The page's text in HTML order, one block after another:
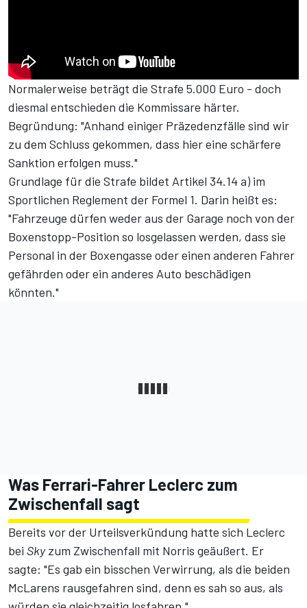
Normalerweise beträgt die Strafe 5.000 Euro - doch
diesmal entschieden die Kommissare härter.
Begründung: "Anhand einiger Präzedenzfälle sind wir
zu dem Schluss gekommen, dass hier eine schärfere
Sanktion erfolgen muss."
Grundlage für die Strafe bildet Artikel 34.14 a) im
Sportlichen Reglement der Formel 1. Darin heißt es:
"Fahrzeuge dürfen weder aus der Garage noch von der
Boxenstopp-Position so losgelassen werden, dass sie
Personal in der Boxengasse oder einen anderen Fahrer
gefährden oder ein anderes Auto beschädigen
könnten."
Was Ferrari-Fahrer Leclerc zum
Zwischenfall sagt
Bereits vor der Urteilsverkündung hatte sich Leclerc
bei Skyzum Zwischenfall mit Norris geäußert. Er
sagte: "Es gab ein bisschen Verwirrung, als die beiden
McLarens rausgefahren sind, denn es sah so aus, als